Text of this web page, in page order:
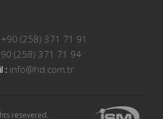
+90 (258) 371 71 91
(258) 371 71 94
: info@hd.com.tr
resevered.